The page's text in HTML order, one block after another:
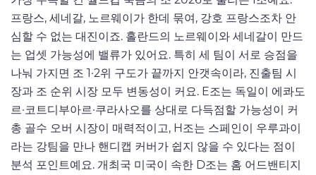
프랑스, 세네갈, 노르웨이가 한데 묶여, 강호 프랑스조차 안
심할 수 없는 대진이죠. 홀란드의 노르웨이와 세네갈이 만드
는 업셋 가능성에 밸류가 있어요. 특히 세 팀이 서로 승점을
나눠 가지면 조 1·2위 구도가 끝까지 안갯속이라, 진출팀 시
장과 조 순위 시장 모두 변동성이 커요. E조는 독일이 에콰도
르·코트디부아르·쿠라사오를 상대로 다득점할 가능성이 커
총 골수 오버 시장이 매력적이고, H조는 스페인이 우루과이
라는 강팀을 만나 핸디캡 커버가 쉽지 않을 수 있다는 점이
분석 포인트예요. 개최국 미국이 속한 D조는 홈 어드밴티지